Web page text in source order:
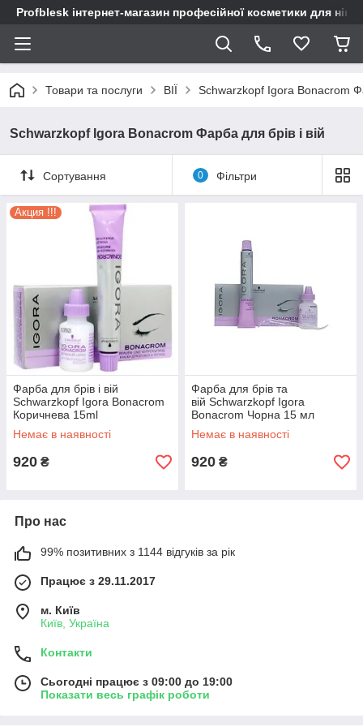
Profblesk інтернет-магазин професійної косметики для
Товари та послуги ВІЇ Schwarzkopf Igora Bonacrom
Schwarzkopf Igora Bonacrom Фарба для брів і вій
Сортування 0 Фільтри
Акция !!!
Фарба для брів і вій
Schwarzkopf Igora Bonacrom
Коричнева 15ml
Немає в наявності
920 ₴
Фарба для брів та
вій Schwarzkopf Igora
Bonacrom Чорна 15 мл
Немає в наявності
920 ₴
Про нас
99% позитивних з 1144 відгуків за рік
Працює з 29.11.2017
м. Київ
Київ, Україна
Контакти
Сьогодні працює з 09:00 до 19:00
Показати весь графік роботи